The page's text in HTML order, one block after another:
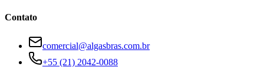
Contato
comercial@algasbras.com.br
+55 (21) 2042-0088